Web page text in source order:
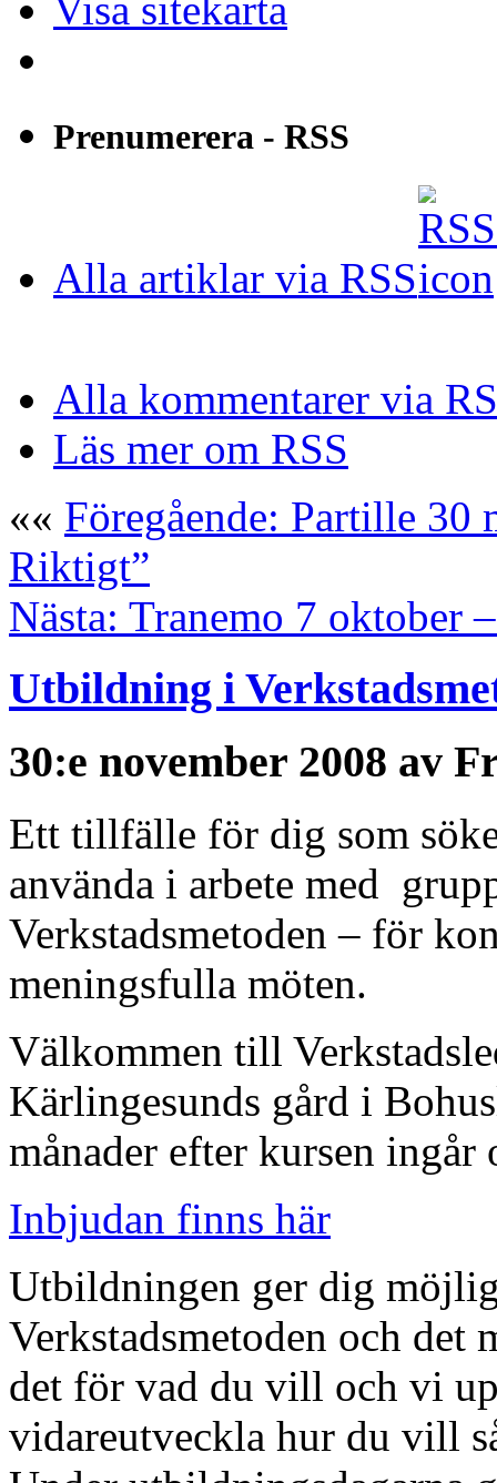
Prenumerera - RSS
Alla artiklar via RSS
Alla kommentarer via
Läs mer om RSS
«« Föregående: Partille 30
Riktigt”
Nästa: Tranemo 7 oktober
Utbildning i
30:e november 2008 av
Ett tillfälle för dig som
använda i arbete med
Verkstadsmetoden – för
meningsfulla möten.
Välkommen till
Kärlingesunds gård i
månader efter kursen ingår
Inbjudan finns här
Utbildningen ger dig
Verkstadsmetoden och det
det för vad du vill och vi
vidareutveckla hur du vill